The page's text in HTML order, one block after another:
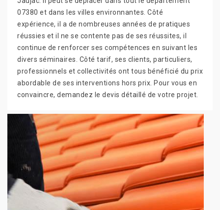
07380 et dans les villes environnantes. Côté
expérience, il a de nombreuses années de pratiques
réussies et il ne se contente pas de ses réussites, il
continue de renforcer ses compétences en suivant les
divers séminaires. Côté tarif, ses clients, particuliers,
professionnels et collectivités ont tous bénéficié du prix
abordable de ses interventions hors prix. Pour vous en
convaincre, demandez le devis détaillé de votre projet.